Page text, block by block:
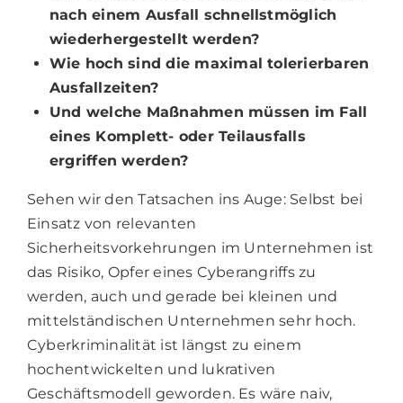
nach einem Ausfall schnellstmöglich
wiederhergestellt werden?
Wie hoch sind die maximal tolerierbaren
Ausfallzeiten?
Und welche Maßnahmen müssen im Fall
eines Komplett- oder Teilausfalls
ergriffen werden?
Sehen wir den Tatsachen ins Auge: Selbst bei
Einsatz von relevanten
Sicherheitsvorkehrungen im Unternehmen ist
das Risiko, Opfer eines Cyberangriffs zu
werden, auch und gerade bei kleinen und
mittelständischen Unternehmen sehr hoch.
Cyberkriminalität ist längst zu einem
hochentwickelten und lukrativen
Geschäftsmodell geworden. Es wäre naiv,